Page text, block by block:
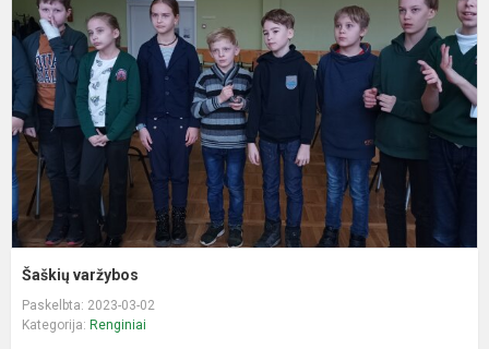
Šaškių varžybos
Paskelbta: 2023-03-02
Kategorija: Renginiai